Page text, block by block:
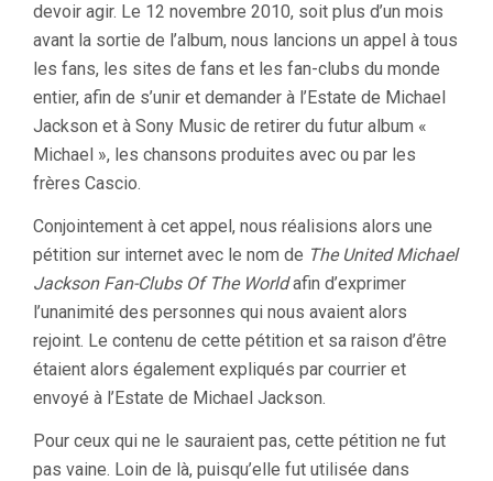
devoir agir. Le 12 novembre 2010, soit plus d’un mois
avant la sortie de l’album, nous lancions un appel à tous
les fans, les sites de fans et les fan-clubs du monde
entier, afin de s’unir et demander à l’Estate de Michael
Jackson et à Sony Music de retirer du futur album «
Michael », les chansons produites avec ou par les
frères Cascio.
Conjointement à cet appel, nous réalisions alors une
pétition sur internet avec le nom de The United Michael
Jackson Fan-Clubs Of The Worldafin d’exprimer
l’unanimité des personnes qui nous avaient alors
rejoint. Le contenu de cette pétition et sa raison d’être
étaient alors également expliqués par courrier et
envoyé à l’Estate de Michael Jackson.
Pour ceux qui ne le sauraient pas, cette pétition ne fut
pas vaine. Loin de là, puisqu’elle fut utilisée dans